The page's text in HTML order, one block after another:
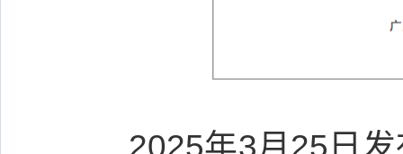
2025年3月25日